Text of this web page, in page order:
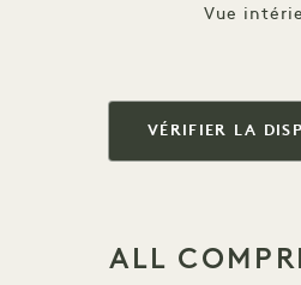
Vue
VÉRIFIER LA
ALL